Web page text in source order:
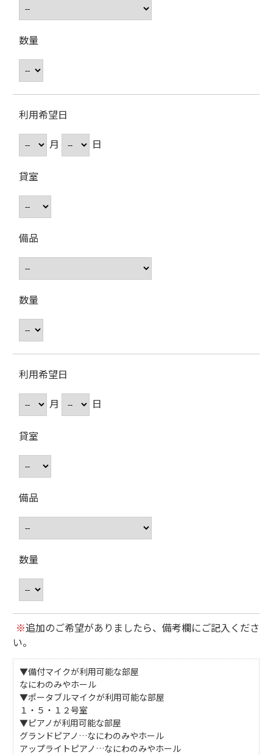
数量
利用希望日
月
日
貸室
備品
数量
利用希望日
月
日
貸室
備品
数量
※追加のご希望がありましたら、備考欄にご記入くださ
い。
▼備付マイクが利用可能な部屋
なにわのみやホール
▼ポータブルマイクが利用可能な部屋
１・５・１２号室
▼ピアノが利用可能な部屋
グランドピアノ…なにわのみやホール
アップライトピアノ…なにわのみやホール